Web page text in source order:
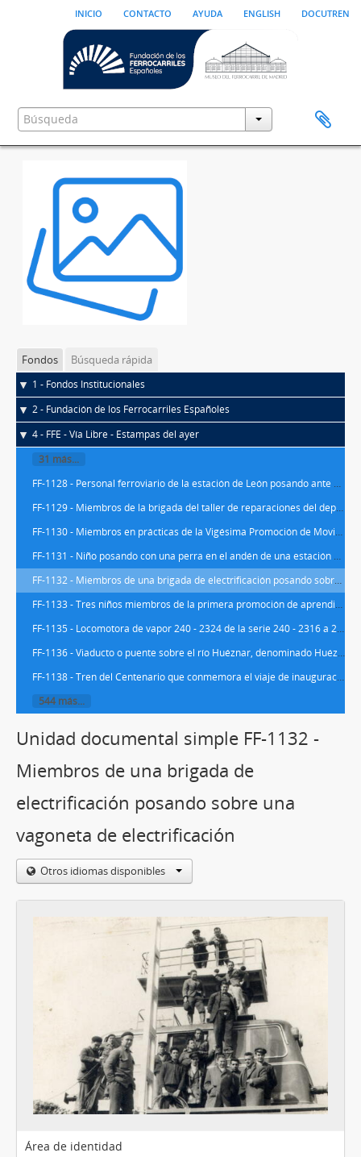
inicio contacto ayuda english docutren
Fondos Búsqueda rápida
1 - Fondos Institucionales
2 - Fundación de los Ferrocarriles Españoles
4 - FFE - Vía Libre - Estampas del ayer
31 más...
FF-1128 - Personal ferroviario de la estación de León posando ante un coche pagador.
FF-1129 - Miembros de la brigada del taller de reparaciones del depósito de máquinas de la estación de León, posando sobre la locomotora de vapor 030 - 2427 denominada "Méndez Núñez" o también "La Alemana" de la serie 030 - 2413 a 2450 de RENFE, ex Norte nº 668 y después nº 1668, procedente de AGL nº 305 y fabricada por Hartmann en 1881 con nº de fabricación 1108
FF-1130 - Miembros en prácticas de la Vigésima Promoción de Movimiento de Ferrocarriles
FF-1131 - Niño posando con una perra en el andén de una estación sin determinar.
FF-1132 - Miembros de una brigada de electrificación posando sobre una vagoneta de electrificación
FF-1133 - Tres niños miembros de la primera promoción de aprendices sobre el frontal de una locomotora de vapor (serie 241-4001 a 4056) (ex serie Norte 4601 a 4656)
FF-1135 - Locomotora de vapor 240 - 2324 de la serie 240 - 2316 a 2335 de RENFE, ex. 1369 de la serie 1361 a 1380 de MZA y fabricada por la MTM en 1937 con nºs de fábrica 489 a 498, y personal ferroviario posando sobre ella en el depósito de la estación de Albacete
FF-1136 - Viaducto o puente sobre el río Huéznar, denominado Huéznar III, situado en el km 194,562 de la línea de Mérida a Los Rosales, en el tramo de Villanueva del Río y Minas - Arenillas y dentro del término de Villanueva del Río
FF-1138 - Tren del Centenario que conmemora el viaje de inauguración del primer ferrocarril español, que realizó el trayecto entre Barcelona y Mataró
544 más...
Unidad documental simple FF-1132 -
Miembros de una brigada de
electrificación posando sobre una
vagoneta de electrificación
Otros idiomas disponibles
Área de identidad